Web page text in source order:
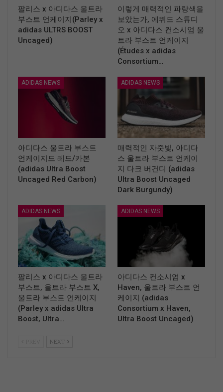
팔리스 x 아디다스 울트라
부스트 언케이지(Parley x
adidas ULTRS BOOST
Uncaged)
이렇게 매력적인 파랑색을
보았는가, 에뛰드 스튜디
오 x 아디다스 컨소시엄 울
트라 부스트 언케이지
(Études x adidas
Consortium…
ADIDAS NEWS
아디다스 울트라 부스트
언케이지드 레드/카본
(adidas Ultra Boost
Uncaged Red Carbon)
ADIDAS NEWS
매력적인 자줏빛, 아디다
스 울트라 부스트 언케이
지 다크 버건디 (adidas
Ultra Boost Uncaged
Dark Burgundy)
ADIDAS NEWS
팔리스 x 아디다스 울트라
부스트, 울트라 부스트 X,
울트라 부스트 언케이지
(Parley x adidas Ultra
Boost, Ultra…
ADIDAS NEWS
아디다스 컨소시엄 x
Haven, 울트라 부스트 언
케이지 (adidas
Consortium x Haven,
Ultra Boost Uncaged)
NEXT